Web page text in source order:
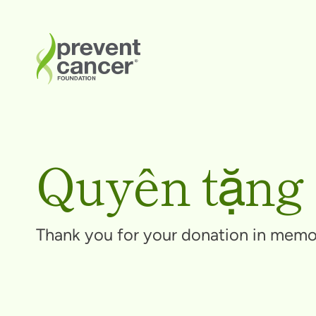
Quyên tặng
Thank you for your donation in